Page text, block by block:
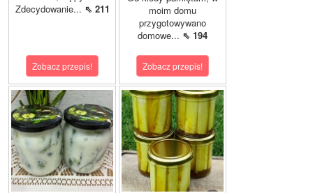
Zdecydowanie... ⇖ 211
Zobacz przepis!
moim domu
przygotowywano
domowe... ⇖ 194
Zobacz przepis!